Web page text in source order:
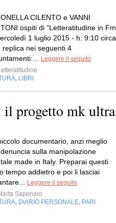
CILENTO e VANNI
ospiti di “Letteratitudine in
1 luglio 2015 - h. 9:10 circa
replica nei seguenti 4
Leggere il seguito
LIBRI
il progetto mk ultra
documentario, anzi meglio
sulla manipolazione
made in Italy. Preparai questi
tempo addietro e poi li lasciai
Leggere il seguito
Saponaro
DIARIO PERSONALE PARI